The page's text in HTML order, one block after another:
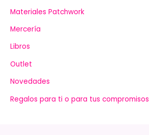
Materiales Patchwork
Mercería
Libros
Outlet
Novedades
Regalos para ti o para tus compromisos